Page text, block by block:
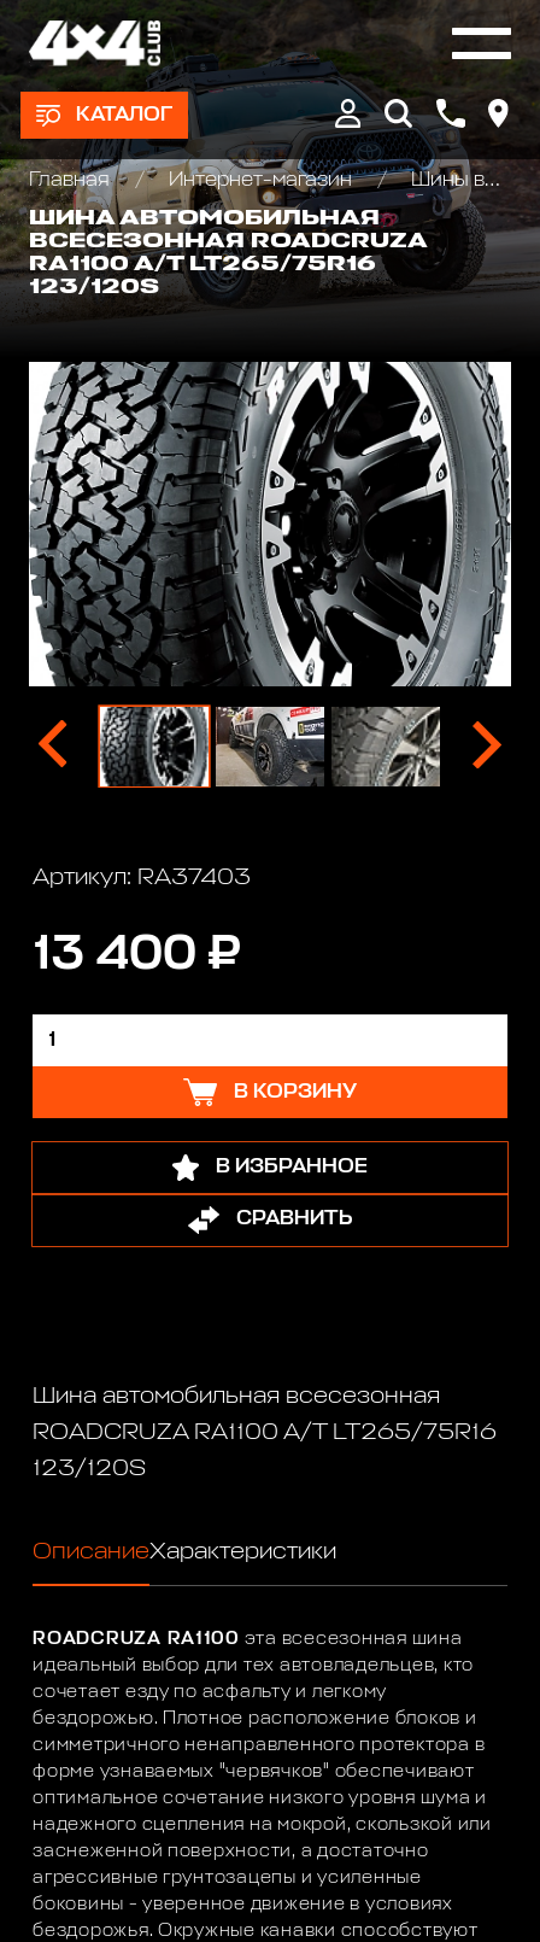
КАТАЛОГ
Главная Интернет-магазин
Шины всесезонные внедорожные
ШИНА АВТОМОБИЛЬНАЯ
ВСЕСЕЗОННАЯ ROADCRUZA
RA1100 A/T LT265/75R16
123/120S
Артикул: RA37403
13 400 ₽
В КОРЗИНУ
В ИЗБРАННОЕ
СРАВНИТЬ
Шина автомобильная всесезонная
ROADCRUZA RA1100 A/T LT265/75R16
123/120S
ОписаниеХарактеристики
ROADCRUZA RA1100 эта всесезонная шина
идеальный выбор дли тех автовладельцев, кто
сочетает езду по асфальту и легкому
бездорожью. Плотное расположение блоков и
симметричного ненаправленного протектора в
форме узнаваемых "червячков" обеспечивают
оптимальное сочетание низкого уровня шума и
надежного сцепления на мокрой, скользкой или
заснеженной поверхности, а достаточно
агрессивные грунтозацепы и усиленные
боковины - уверенное движение в условиях
бездорожья. Окружные канавки способствуют